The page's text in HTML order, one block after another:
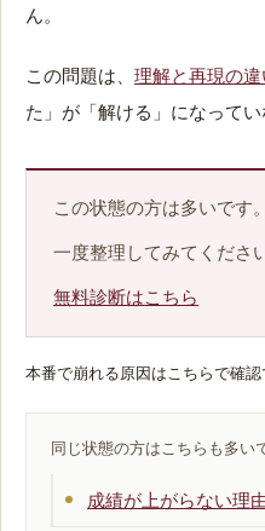
ん。
この問題は、 理解と再現の違
た」が「解ける」になってい
この状態の方は多いです。
一度整理してみてくださ
無料診断はこちら
本番で崩れる原因はこちらで確
同じ状態の方はこちらも多い
成績が上がらない理